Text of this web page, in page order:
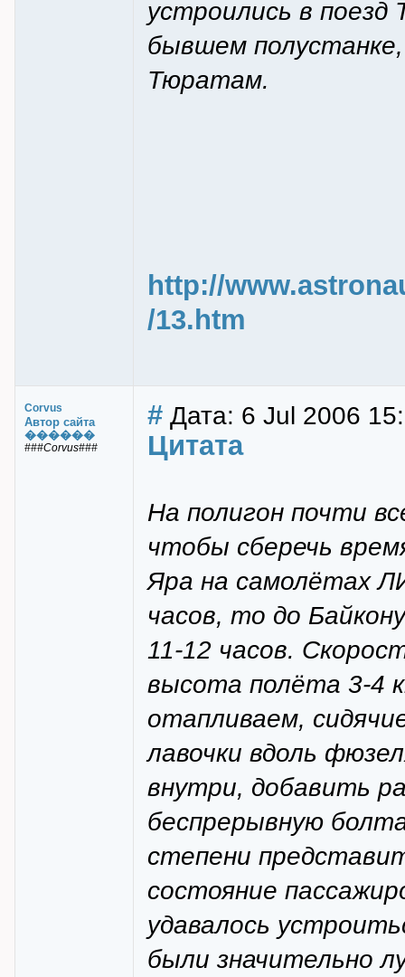
устроились в
бывшем
Тюратам.
http://
/13.htm
Corvus
Автор сайта
������
###Corvus###
# Дата: 6 Jul 2006
Цитата
На полигон почти
чтобы сберечь
Яра на самолётах
часов, то до
11-12 часов.
высота полёта 3-4
отапливаем,
лавочки вдоль
внутри, добавить
беспрерывную
степени
состояние
удавалось
были значительно